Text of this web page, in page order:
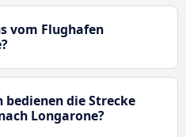
vom Flughafen
bedienen die Strecke
Longarone?